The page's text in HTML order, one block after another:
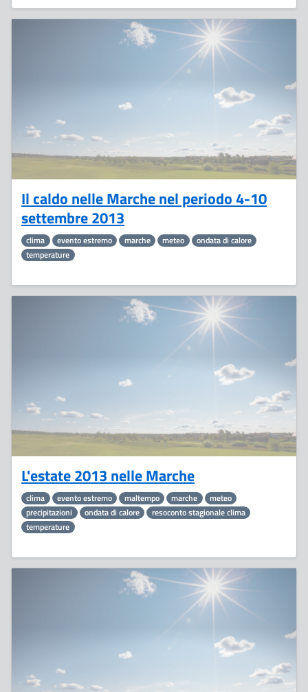
Il caldo nelle Marche nel periodo 4-10
settembre 2013
clima evento estremo marche meteo
ondata di calore
temperature
L'estate 2013 nelle Marche
clima evento estremo maltempo marche
meteo
precipitazioni
ondata di calore
resoconto stagionale clima
temperature